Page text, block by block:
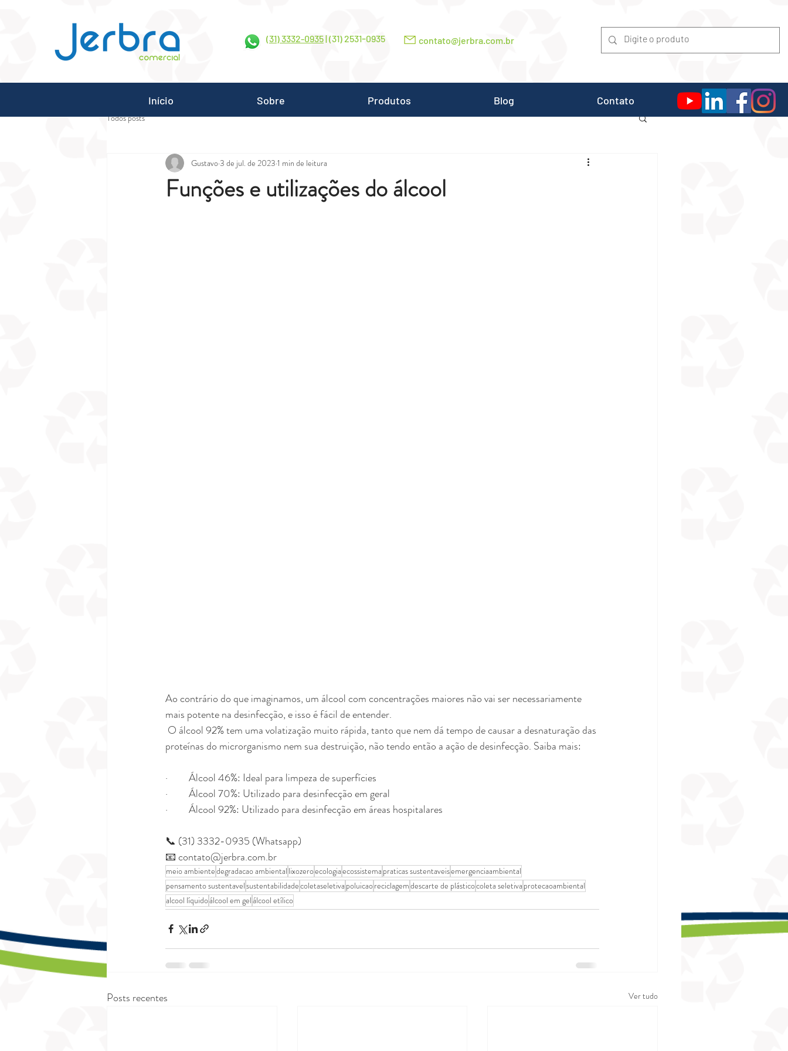
(31) 3332-0935| (31) 2531-0935 contato@jerbra.com.br
Todos posts
Funções e utilizações do álcool
Gustavo3 de jul. de 2023 1 min de leitura
Ao contrário do que imaginamos, um álcool com concentrações maiores não vai ser necessariamente
mais potente na desinfecção, e isso é fácil de entender.
proteínas do microrganismo nem sua destruição, não tendo então a ação de desinfecção. Saiba mais:
·         Álcool 46%: Ideal para limpeza de superfícies
·         Álcool 70%: Utilizado para desinfecção em geral
·         Álcool 92%: Utilizado para desinfecção em áreas hospitalares
📞 (31) 3332-0935 (Whatsapp)⠀
📧 contato@jerbra.com.br
meio ambientedegradacao ambiental lixozeroecologiaecossistema praticas sustentaveisemergenciaambiental
pensamento sustentavelsustentabilidadecoletaseletiva poluicaoreciclagemdescarte de plásticocoleta seletiva protecaoambiental
alcool líquidoálcool em gelálcool etílico
Posts recentes Ver tudo
Início Sobre Produtos Blog Contato